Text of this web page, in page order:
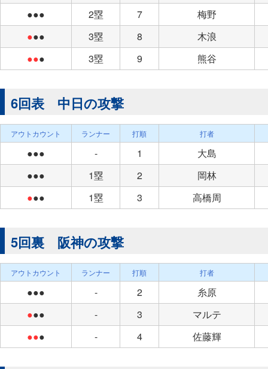
●●●
2塁 7
梅野
●●● 3塁 8
木浪
●●● 3塁 9 熊谷
6回表 中日の攻撃
アウトカウント ランナー 打順 打者
●●● - 1
大島
●●●
1塁 2
岡林
●●● 1塁 3 高橋周
5回裏 阪神の攻撃
アウトカウント ランナー 打順 打者
●●● - 2
糸原
●●● - 3
マルテ
●●● - 4 佐藤輝